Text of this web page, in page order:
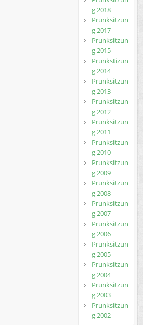
g 2018
Prunksitzun
g 2017
Prunksitzun
g 2015
Prunkstizun
g 2014
Prunksitzun
g 2013
Prunksitzun
g 2012
Prunksitzun
g 2011
Prunksitzun
g 2010
Prunksitzun
g 2009
Prunksitzun
g 2008
Prunksitzun
g 2007
Prunksitzun
g 2006
Prunksitzun
g 2005
Prunksitzun
g 2004
Prunksitzun
g 2003
Prunksitzun
g 2002